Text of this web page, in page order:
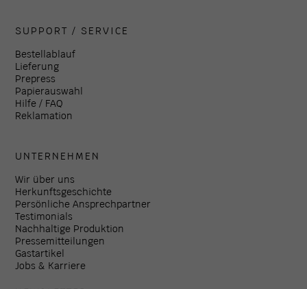
SUPPORT / SERVICE
Bestellablauf
Lieferung
Prepress
Papierauswahl
Hilfe / FAQ
Reklamation
UNTERNEHMEN
Wir über uns
Herkunftsgeschichte
Persönliche Ansprechpartner
Testimonials
Nachhaltige Produktion
Pressemitteilungen
Gastartikel
Jobs & Karriere